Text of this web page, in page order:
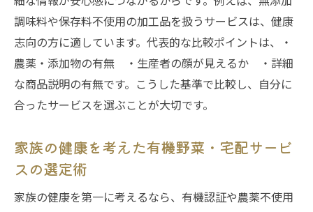
活を実現
家庭でできる環境貢献は有機野菜・宅配サ
ービスから
豊かな食卓を実現する有機野菜宅配の活用術
有機野菜・宅配サービスで始める食卓改革
無添加調味料付き宅配サービスの活用術を
紹介
旬の農薬不使用野菜で毎日を彩る宅配便活
調味料や保存料不使用の加工品を扱うサービスは、健康
志向の方に適しています。代表的な比較ポイントは、・
農薬・添加物の有無 ・生産者の顔が見えるか ・詳細
な商品説明の有無です。こうした基準で比較し、自分に
合ったサービスを選ぶことが大切です。
家族の健康を考えた有機野菜・宅配サービ
スの選定術
家族の健康を第一に考えるなら、有機認証や農薬不使用